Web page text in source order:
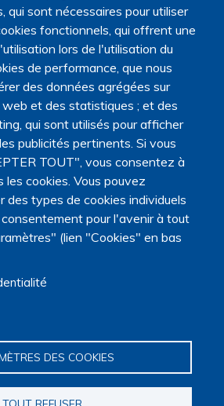
qui sont nécessaires pour utiliser
fonctionnels, qui offrent une
lors de l'utilisation du
de performance, que nous
des données agrégées sur
et des statistiques ; et des
qui sont utilisés pour afficher
publicités pertinents. Si vous
TOUT", vous consentez à
les cookies. Vous pouvez
des types de cookies individuels
pour l'avenir à tout
(lien "Cookies" en bas
DES COOKIES
TOUT REFUSER
internationaux
recherche